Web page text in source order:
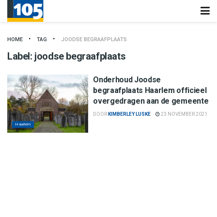
HOME TAG JOODSE BEGRAAFPLAATS
Label: joodse begraafplaats
Haarlem
Onderhoud Joodse
begraafplaats Haarlem officieel
overgedragen aan de gemeente
DOOR KIMBERLEY LUSKE 23 NOVEMBER 2021